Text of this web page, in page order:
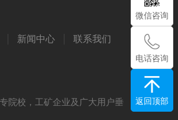
新闻中心 联系我们
院校，工矿企业及广大用户垂
微信咨询
电话咨询
返回顶部